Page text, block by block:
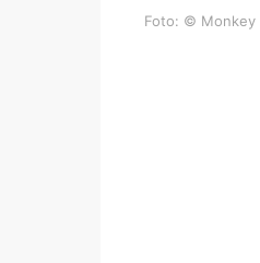
Foto: © Monkey